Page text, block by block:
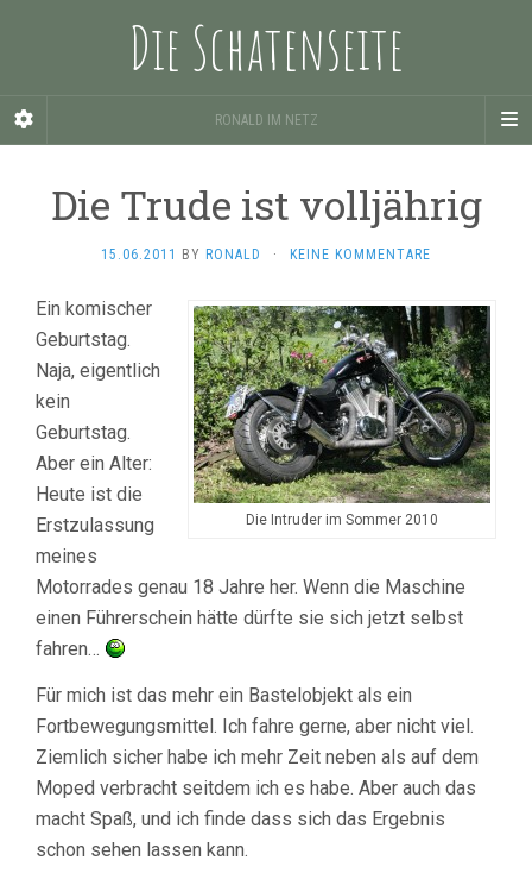
Die Schatenseite
RONALD IM NETZ
Die Trude ist volljährig
15.06.2011 BY RONALD · KEINE KOMMENTARE
Die Intruder im Sommer 2010
Ein komischer
Geburtstag.
Naja, eigentlich
kein
Geburtstag.
Aber ein Alter:
Heute ist die
Erstzulassung
meines
Motorrades genau 18 Jahre her. Wenn die Maschine
einen Führerschein hätte dürfte sie sich jetzt selbst
fahren…
Für mich ist das mehr ein Bastelobjekt als ein
Fortbewegungsmittel. Ich fahre gerne, aber nicht viel.
Ziemlich sicher habe ich mehr Zeit neben als auf dem
Moped verbracht seitdem ich es habe. Aber auch das
macht Spaß, und ich finde dass sich das Ergebnis
schon sehen lassen kann.